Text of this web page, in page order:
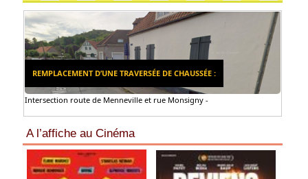
REMPLACEMENT D’UNE TRAVERSÉE DE CHAUSSÉE :
Intersection route de Menneville et rue Monsigny -
A l’affiche au Cinéma